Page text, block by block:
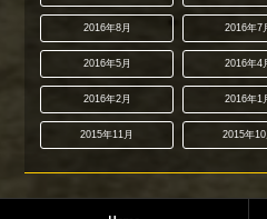
2016年8月 2016年7
2016年5月 2016年4
2016年2月 2016年1
2015年11月 2015年10